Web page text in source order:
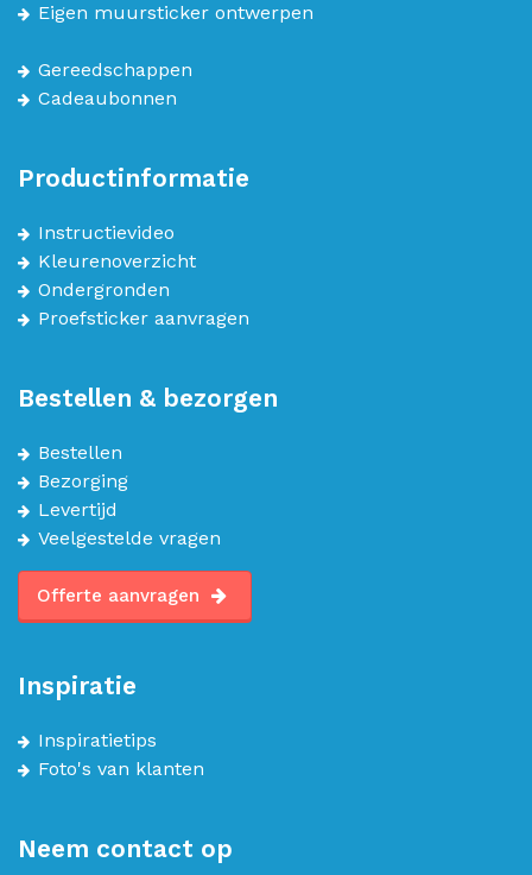
Eigen muursticker ontwerpen
Gereedschappen
Cadeaubonnen
Productinformatie
Instructievideo
Kleurenoverzicht
Ondergronden
Proefsticker aanvragen
Bestellen & bezorgen
Bestellen
Bezorging
Levertijd
Veelgestelde vragen
Offerte aanvragen
Inspiratie
Inspiratietips
Foto's van klanten
Neem contact op